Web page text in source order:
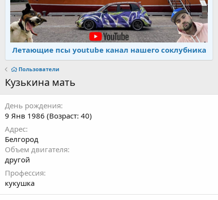
Летающие псы youtube канал нашего соклубника
Пользователи
Кузькина мать
День рождения
9 Янв 1986 (Возраст: 40)
Адрес
Белгород
Объем двигателя
другой
Профессия
кукушка